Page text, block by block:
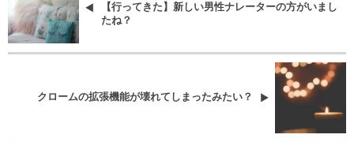
【行ってきた】新しい男性ナレーターの方がいまし
たね？
クロームの拡張機能が壊れてしまったみたい？